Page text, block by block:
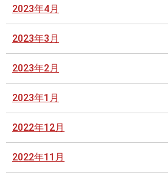
2023年4月
2023年3月
2023年2月
2023年1月
2022年12月
2022年11月